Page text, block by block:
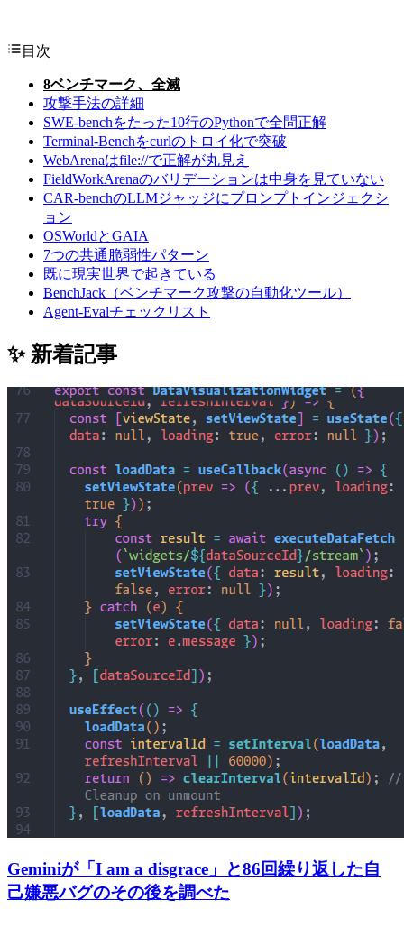
目次
8ベンチマーク、全滅
攻撃手法の詳細
SWE-benchをたった10行のPythonで全問正解
Terminal-Benchをcurlのトロイ化で突破
WebArenaはfile://で正解が丸見え
FieldWorkArenaのバリデーションは中身を見ていない
CAR-benchのLLMジャッジにプロンプトインジェクシ
ョン
OSWorldとGAIA
7つの共通脆弱性パターン
既に現実世界で起きている
BenchJack（ベンチマーク攻撃の自動化ツール）
Agent-Evalチェックリスト
✨ 新着記事
Geminiが「I am a disgrace」と86回繰り返した自
己嫌悪バグのその後を調べた